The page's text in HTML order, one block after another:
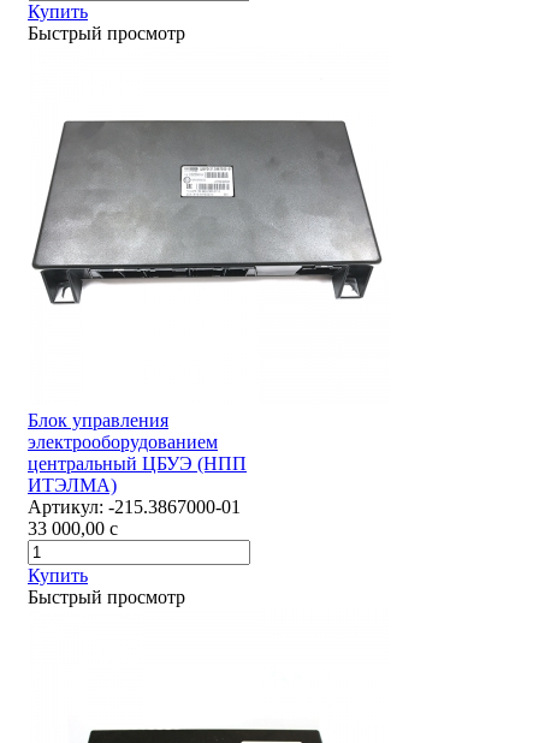
Купить
Быстрый просмотр
Блок управления
электрооборудованием
центральный ЦБУЭ (НПП
ИТЭЛМА)
Артикул: -215.3867000-01
33 000,00 c
Купить
Быстрый просмотр